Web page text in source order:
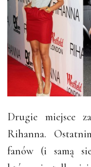
Drugie miejsce
Rihanna.
fanów (i samą